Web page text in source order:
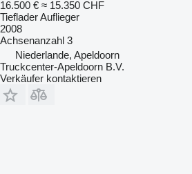
16.500 € ≈ 15.350 CHF
Tieflader Auflieger
2008
Achsenanzahl 3
Niederlande, Apeldoorn
Truckcenter-Apeldoorn B.V.
Verkäufer kontaktieren